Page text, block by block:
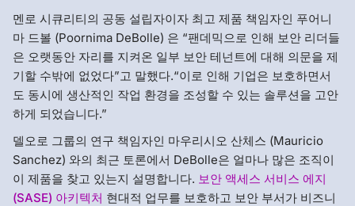
멘로 시큐리티의 공동 설립자이자 최고 제품 책임자인 푸어니
마 드볼 (Poornima DeBolle) 은 “팬데믹으로 인해 보안 리더들
은 오랫동안 자리를 지켜온 일부 보안 테넌트에 대해 의문을 제
기할 수밖에 없었다”고 말했다.“이로 인해 기업은 보호하면서
도 동시에 생산적인 작업 환경을 조성할 수 있는 솔루션을 고안
하게 되었습니다.”
델오로 그룹의 연구 책임자인 마우리시오 산체스 (Mauricio
Sanchez) 와의 최근 토론에서 DeBolle은 얼마나 많은 조직이
이 제품을 찾고 있는지 설명합니다. 보안 액세스 서비스 에지
(SASE) 아키텍처 현대적 업무를 보호하고 보안 부서가 비즈니